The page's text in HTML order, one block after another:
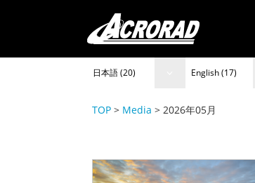
日本語 (20) English (17)
TOP > Media > 2026年05月